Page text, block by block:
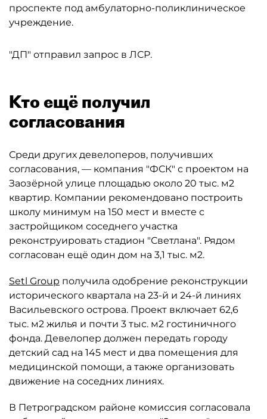
проспекте под амбулаторно-поликлиническое
учреждение.
"ДП" отправил запрос в ЛСР.
Кто ещё получил
согласования
Среди других девелоперов, получивших
согласования, — компания "ФСК" с проектом на
Заозёрной улице площадью около 20 тыс. м2
квартир. Компании рекомендовано построить
школу минимум на 150 мест и вместе с
застройщиком соседнего участка
реконструировать стадион "Светлана". Рядом
согласован ещё один дом на 3,1 тыс. м2.
Setl Group получила одобрение реконструкции
исторического квартала на 23-й и 24-й линиях
Васильевского острова. Проект включает 62,6
тыс. м2 жилья и почти 3 тыс. м2 гостиничного
фонда. Девелопер должен передать городу
детский сад на 145 мест и два помещения для
медицинской помощи, а также организовать
движение на соседних линиях.
В Петроградском районе комиссия согласовала